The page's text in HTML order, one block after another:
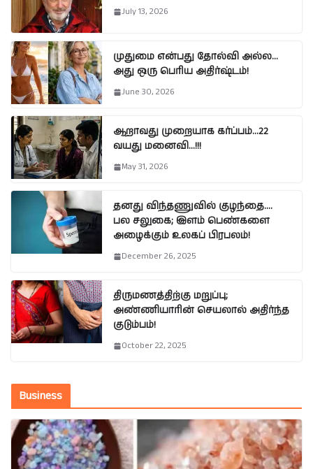
July 13, 2026
முதுமை என்பது தோல்வி அல்ல…
அது ஒரு பெரிய அதிர்ஷ்டம்!
June 30, 2026
ஆறாவது முறையாக கர்ப்பம்…22
வயது மனைவி…!!!
May 31, 2026
தனது விந்தணுவில் குழந்தை….
பல சலுகை; இளம் பெண்களை
அழைக்கும் உலகப் பிரபலம்!
December 26, 2025
திருமணத்திற்கு மறுப்பு;
அண்ணியாரின் செயலால் அதிர்ந்த
குடும்பம்!
October 22, 2025
Business